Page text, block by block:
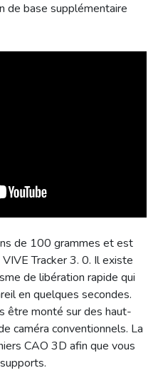
de base supplémentaire
de 100 grammes et est
Tracker 3. 0. Il existe
de libération rapide qui
en quelques secondes.
être monté sur des haut-
caméra conventionnels. La
CAO 3D afin que vous